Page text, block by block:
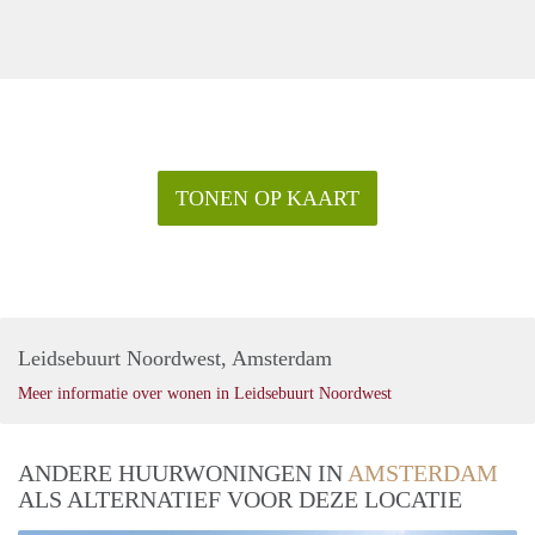
TONEN OP KAART
Leidsebuurt Noordwest, Amsterdam
Meer informatie over wonen in Leidsebuurt Noordwest
ANDERE HUURWONINGEN IN AMSTERDAM
ALS ALTERNATIEF VOOR DEZE LOCATIE